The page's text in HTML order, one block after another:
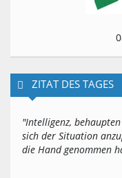
ZITAT DES TAGES
"Intelligenz,
sich der Situation
die Hand genommen